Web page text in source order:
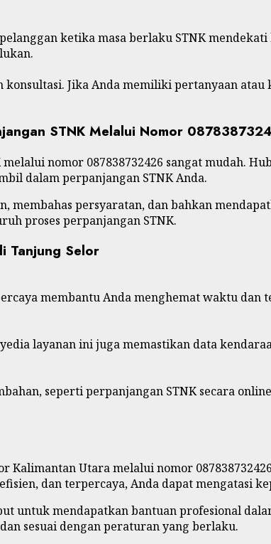
ketika masa berlaku STNK
Jika Anda memiliki pertanyaan
STNK Melalui Nomor
nomor 087838732426 sangat mudah.
dalam perpanjangan STNK Anda.
membahas persyaratan, dan bahkan
proses perpanjangan STNK.
Tanjung Selor
membantu Anda menghemat waktu dan
layanan ini juga memastikan data
seperti perpanjangan STNK secara
Kalimantan Utara melalui nomor
dan terpercaya, Anda dapat mengatasi
untuk mendapatkan bantuan profesional
sesuai dengan peraturan yang berlaku.